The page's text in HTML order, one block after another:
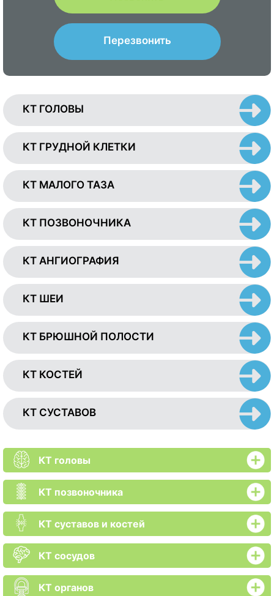
Перезвонить
КТ ГОЛОВЫ
КТ ГРУДНОЙ КЛЕТКИ
КТ МАЛОГО ТАЗА
КТ ПОЗВОНОЧНИКА
КТ АНГИОГРАФИЯ
КТ ШЕИ
КТ БРЮШНОЙ ПОЛОСТИ
КТ КОСТЕЙ
КТ СУСТАВОВ
КТ головы
КТ позвоночника
КТ суставов и костей
КТ сосудов
КТ органов